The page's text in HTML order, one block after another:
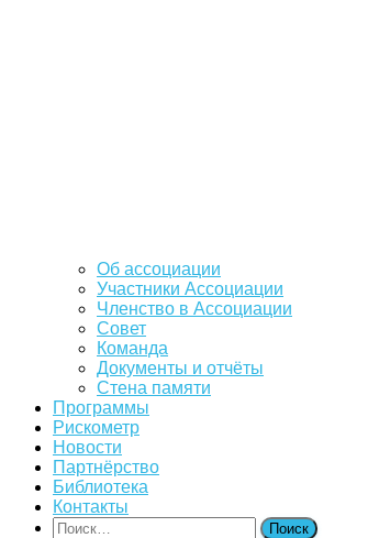
Об ассоциации
Участники Ассоциации
Членство в Ассоциации
Совет
Команда
Документы и отчёты
Стена памяти
Программы
Рискометр
Новости
Партнёрство
Библиотека
Контакты
Найти: